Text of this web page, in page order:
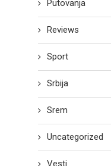
Putovanja
Reviews
Sport
Srbija
Srem
Uncategorized
Vesti